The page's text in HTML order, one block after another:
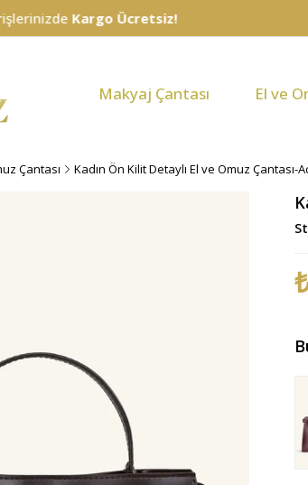
Makyaj Çantası El ve
Çantası Kadın Ön Kilit Detaylı El ve Omuz Çantası-
Kargo Ücretsiz!